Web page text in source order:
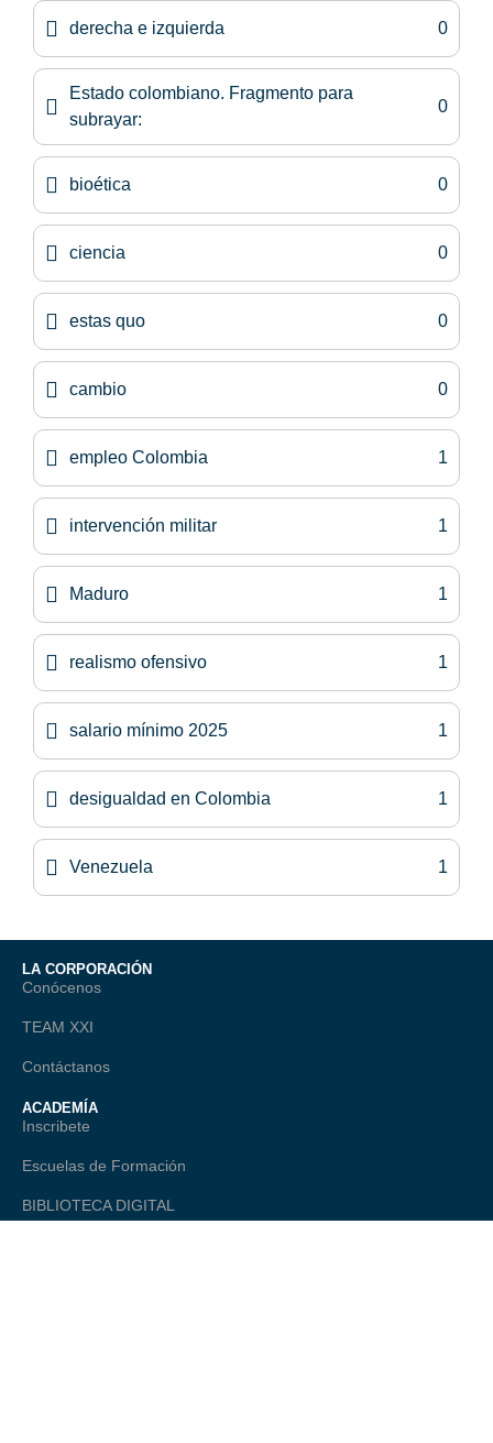
derecha e izquierda 0
Estado colombiano. Fragmento para
subrayar:
0
bioética 0
ciencia 0
estas quo 0
cambio 0
empleo Colombia 1
intervención militar 1
Maduro 1
realismo ofensivo 1
salario mínimo 2025 1
desigualdad en Colombia 1
Venezuela 1
LA CORPORACIÓN
Conócenos
TEAM XXI
Contáctanos
ACADEMÍA
Inscribete
Escuelas de Formación
BIBLIOTECA DIGITAL